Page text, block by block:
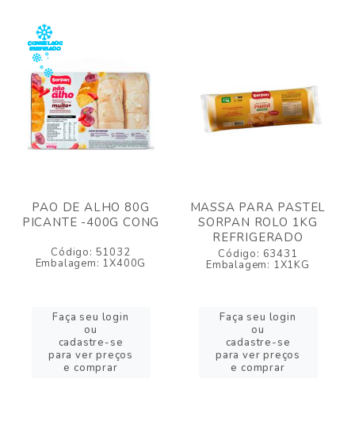
PAO DE ALHO 80G
PICANTE -400G CONG
Código: 51032
Embalagem: 1X400G
Faça seu login
ou
cadastre-se
para ver preços
e comprar
MASSA PARA PASTEL
SORPAN ROLO 1KG
REFRIGERADO
Código: 63431
Embalagem: 1X1KG
Faça seu login
ou
cadastre-se
para ver preços
e comprar